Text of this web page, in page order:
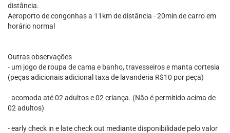
distância.
Aeroporto de congonhas a 11km de distância - 20min de carro em
horário normal
Outras observações
- um jogo de roupa de cama e banho, travesseiros e manta cortesia
(peças adicionais adicional taxa de lavanderia R$10 por peça)
- acomoda até 02 adultos e 02 criança. (Não é permitido acima de
02 adultos)
- early check in e late check out mediante disponibilidade pelo valor